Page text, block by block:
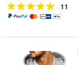
11